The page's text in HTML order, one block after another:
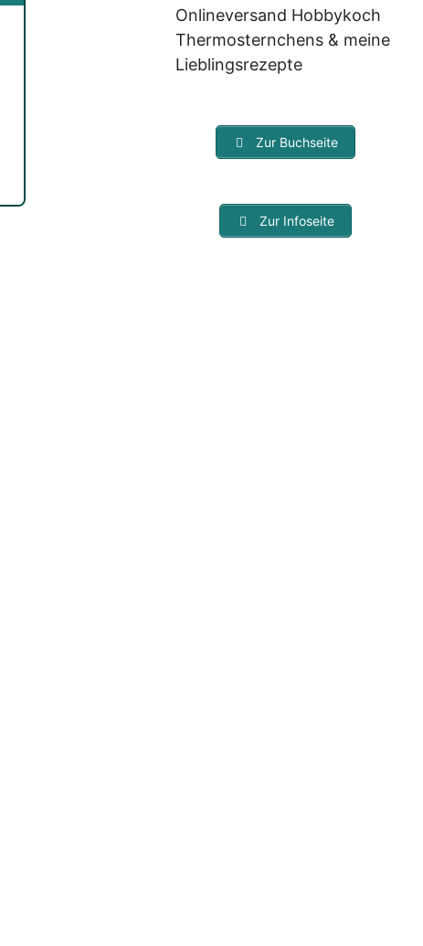
Onlineversand Hobbykoch
Thermosternchens & meine
Lieblingsrezepte
Zur Buchseite
Zur Infoseite